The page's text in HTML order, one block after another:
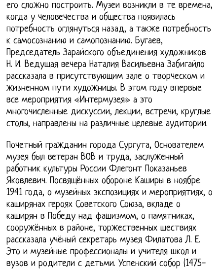
его сложно построить. Музеи возникли в те времена,
когда у человечества и общества появилась
потребность оглянуться назад, а также потребность
к самосознанию и самопознанию. Бугаев,
Председатель Зарайского объединения художников
Н. И. Ведущая вечера Наталия Васильевна Забигайло
рассказала в присутствующим зале о творческом и
жизненном пути художницы. В этом году впервые
все мероприятия «Интермузея» а это
многочисленные дискуссии, лекции, встречи, круглые
столы, направлены на различные целевые аудитории.
Почетный гражданин города Сургута, Основателем
музея был ветеран ВОВ и труда, заслуженный
работник культуры России Флегонт Показаньев
Яковлевич. Посвящённых обороне Каширы в ноябре
1941 года, о музейных экспозициях и мероприятиях, о
каширянах героях Советского Союза, вкладе о
каширян в Победу над фашизмом, о памятниках,
сооружённых в районе, торжественных шествиях
рассказала учёный секретарь музея Филатова Л. Е.
Это и музейные профессионалы и учителя школ и
вузов и родители с детьми. Успенский собор (1475-